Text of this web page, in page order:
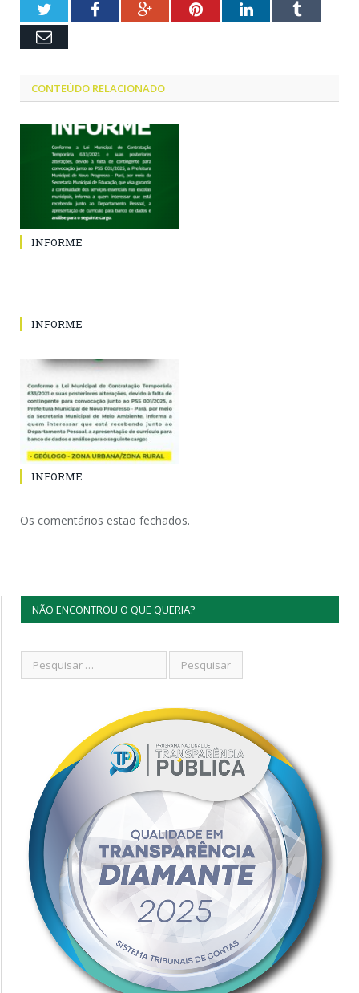
TwitterFacebookGoogle+PinterestLinkedInTumblr
Email
CONTEÚDO RELACIONADO
INFORME
INFORME
INFORME
Os comentários estão fechados.
NÃO ENCONTROU O QUE QUERIA?